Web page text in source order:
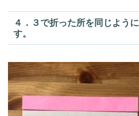
４．３で折った所を同じよう
す。